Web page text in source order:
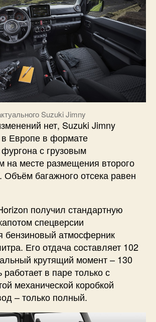
Suzuki Jimny
нет, Suzuki Jimny
в Европе в формате
с грузовым
на месте размещения второго
Объём багажного отсека равен
получил стандартную
спецверсии
бензиновый атмосферник
Его отдача составляет 102
крутящий момент – 130
в паре только с
механической коробкой
– только полный.